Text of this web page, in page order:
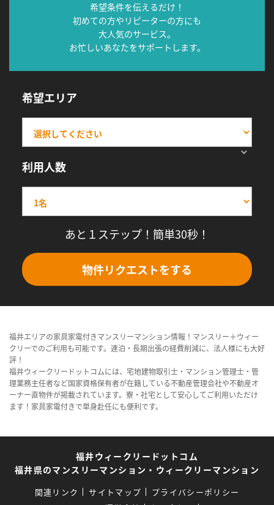
希望条件を伝えるだけ！
初めての方やリピーターの方にも
大人気のサービス。
お忙しいあなたをサポートします。
希望エリア
利用人数
あと１ステップ！簡単30秒！
物件リクエストをする
福井エリアの家具家電付きマンスリーマンション情報！マンスリー＋ウィー
クリーでのご利用も可能です。連泊・長期出張の経費削減に、法人様にも大好
評！
福井ウィークリードットコムには、宅地建物取引士・マンション管理士・管
理業務主任者など国家資格保有者が在籍している不動産管理会社や不動産オ
ーナー直物件が掲載されています。寮・社宅として安心してご利用いただけ
ます！家具家電付きで単身赴任にも便利です。
福井ウィークリードットコム
福井県のマンスリーマンション・ウィークリーマンション
関連リンク サイトマップ
プライバシーポリシー